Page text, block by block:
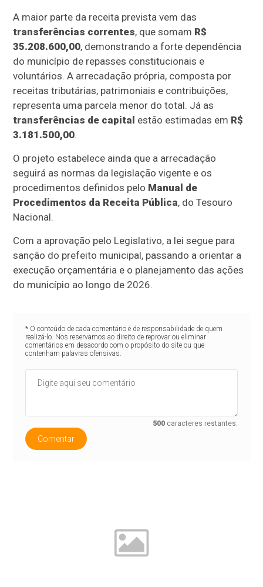
A maior parte da receita prevista vem das
transferências correntes, que somam R$
35.208.600,00, demonstrando a forte dependência
do município de repasses constitucionais e
voluntários. A arrecadação própria, composta por
receitas tributárias, patrimoniais e contribuições,
representa uma parcela menor do total. Já as
transferências de capital estão estimadas em R$
3.181.500,00.
O projeto estabelece ainda que a arrecadação
seguirá as normas da legislação vigente e os
procedimentos definidos pelo Manual de
Procedimentos da Receita Pública, do Tesouro
Nacional.
Com a aprovação pelo Legislativo, a lei segue para
sanção do prefeito municipal, passando a orientar a
execução orçamentária e o planejamento das ações
do município ao longo de 2026.
* O conteúdo de cada comentário é de responsabilidade de quem
realizá-lo. Nos reservamos ao direito de reprovar ou eliminar
comentários em desacordo com o propósito do site ou que
contenham palavras ofensivas.
500 caracteres restantes.
Comentar